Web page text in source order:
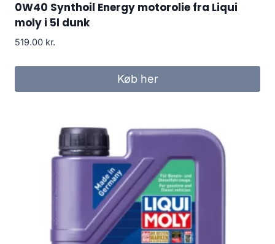
0W40 Synthoil Energy motorolie fra Liqui
moly i 5l dunk
519.00 kr.
Køb her